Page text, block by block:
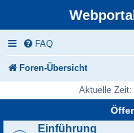
FAQ
Foren-Übersicht
Aktuelle Zeit:
Einführung